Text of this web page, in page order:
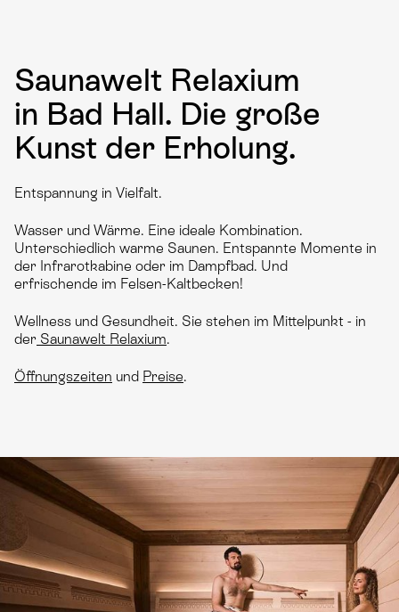
Saunawelt Relaxium
in Bad Hall. Die große
Kunst der Erholung.
Entspannung in Vielfalt.
Wasser und Wärme. Eine ideale Kombination.
Unterschiedlich warme Saunen. Entspannte Momente in
der Infrarotkabine oder im Dampfbad. Und
erfrischende im Felsen-Kaltbecken!
Wellness und Gesundheit. Sie stehen im Mittelpunkt - in
der Saunawelt Relaxium.
Öffnungszeiten und Preise.